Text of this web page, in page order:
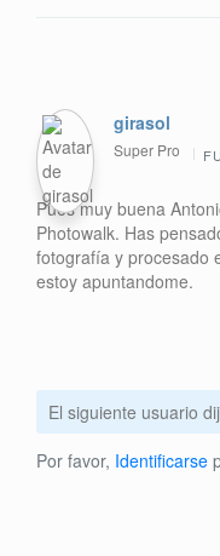
girasol
Super Pro
Pues muy buena
Photowalk. Has
fotografía y procesado
estoy apuntandome.
El siguiente usuario
Por favor, Identificarse